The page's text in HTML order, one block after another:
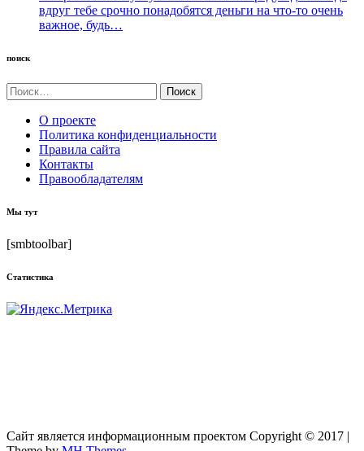
вдруг тебе срочно понадобятся деньги на что-то очень
важное, будь…
поиск
Найти:
О проекте
Политика конфиденциальности
Правила сайта
Контакты
Правообладателям
Мы тут
[smbtoolbar]
Статистика
Сайт является информационным проектом Copyright © 2017 |